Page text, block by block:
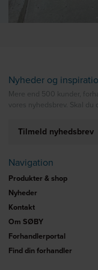
Nyheder og
Mere end 500 kunder,
vores nyhedsbrev. Skal du
Tilmeld nyhedsbrev
Navigation
Produkter & shop
Nyheder
Kontakt
Om SØBY
Forhandlerportal
Find din forhandler